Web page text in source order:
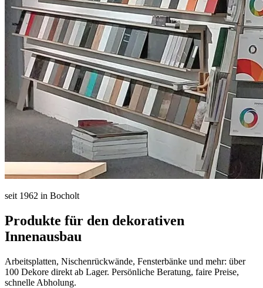
seit 1962 in Bocholt
Produkte für den dekorativen
Innenausbau
Arbeitsplatten, Nischenrückwände, Fensterbänke und mehr: über
100 Dekore direkt ab Lager. Persönliche Beratung, faire Preise,
schnelle Abholung.